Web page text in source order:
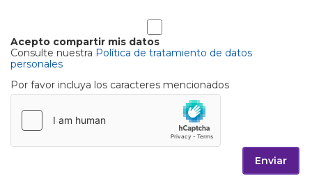
Acepto compartir mis datos
Consulte nuestra Política de tratamiento de datos
personales
Por favor incluya los caracteres mencionados
Enviar